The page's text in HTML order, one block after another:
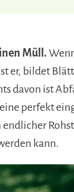
Müll.
er, bildet
davon ist
perfekt
endlicher
kann.